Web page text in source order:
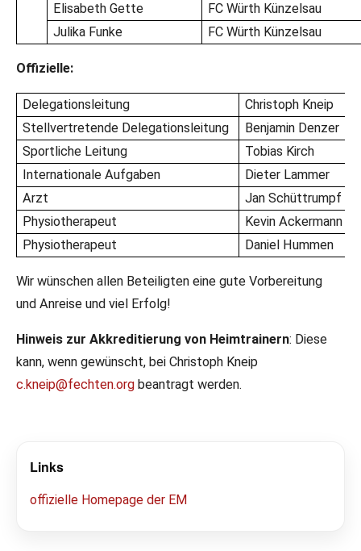
Elisabeth Gette
FC Würth Künzelsau
Julika Funke
FC Würth Künzelsau
Offizielle:
Delegationsleitung Christoph Kneip
Stellvertretende Delegationsleitung
Benjamin Denzer
Sportliche Leitung
Tobias Kirch
Internationale Aufgaben
Dieter Lammer
Arzt
Jan Schüttrumpf
Physiotherapeut
Kevin Ackermann
Physiotherapeut
Daniel Hummen
Wir wünschen allen Beteiligten eine gute Vorbereitung
und Anreise und viel Erfolg!
Hinweis zur Akkreditierung von Heimtrainern: Diese
kann, wenn gewünscht, bei Christoph Kneip
c.kneip@fechten.org beantragt werden.
Links
offizielle Homepage der EM